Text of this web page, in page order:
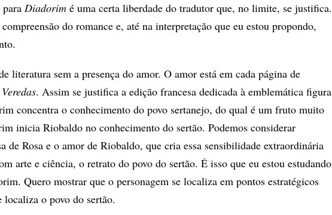
para Diadorim é uma certa liberdade do tradutor que, no limite, se justifica.
do romance e, até na interpretação que eu estou propondo,
literatura sem a presença do amor. O amor está em cada página de
. Assim se justifica a edição francesa dedicada à emblemática figura
concentra o conhecimento do povo sertanejo, do qual é um fruto muito
inicia Riobaldo no conhecimento do sertão. Podemos considerar
de Rosa e o amor de Riobaldo, que cria essa sensibilidade extraordinária
arte e ciência, o retrato do povo do sertão. É isso que eu estou estudando
Quero mostrar que o personagem se localiza em pontos estratégicos
localiza o povo do sertão.